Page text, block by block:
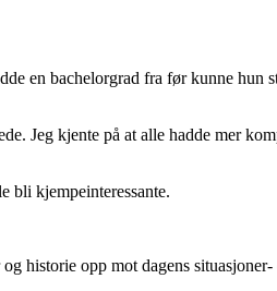
en bachelorgrad fra før kunne
Jeg kjente på at alle hadde mer
bli kjempeinteressante.
historie opp mot dagens